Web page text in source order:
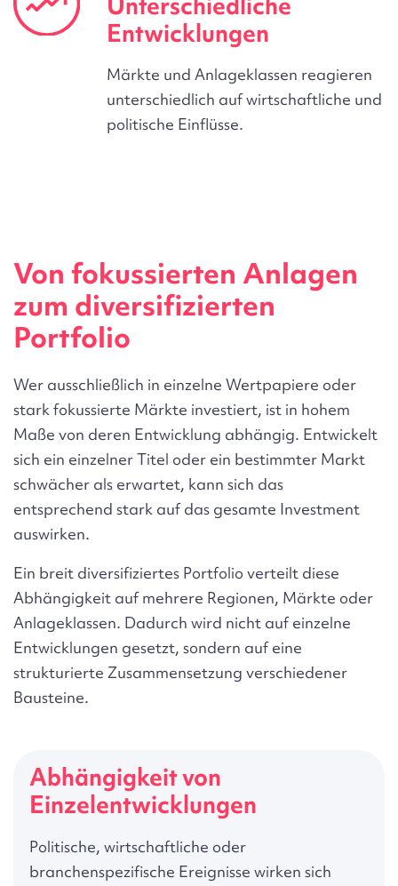
Entwicklungen
Märkte und Anlageklassen reagieren
unterschiedlich auf wirtschaftliche und
politische Einflüsse.
Von fokussierten Anlagen
zum diversifizierten
Portfolio
Wer ausschließlich in einzelne Wertpapiere oder
stark fokussierte Märkte investiert, ist in hohem
Maße von deren Entwicklung abhängig. Entwickelt
sich ein einzelner Titel oder ein bestimmter Markt
schwächer als erwartet, kann sich das
entsprechend stark auf das gesamte Investment
auswirken.
Ein breit diversifiziertes Portfolio verteilt diese
Abhängigkeit auf mehrere Regionen, Märkte oder
Anlageklassen. Dadurch wird nicht auf einzelne
Entwicklungen gesetzt, sondern auf eine
strukturierte Zusammensetzung verschiedener
Bausteine.
Breitere Aufstellung
Ein diversifiziertes Portfolio berücksichtigt
mehrere Märkte und reduziert die
Abhängigkeit von einzelnen Faktoren.